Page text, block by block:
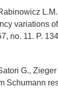
variations
no. 11. P.
G.,
Schumann